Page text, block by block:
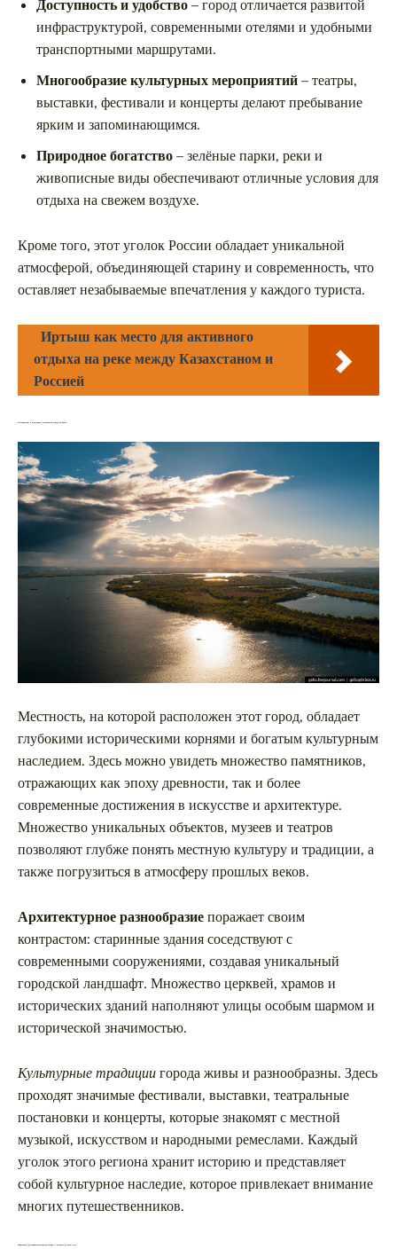
Доступность и удобство– город отличается развитой
инфраструктурой, современными отелями и удобными
транспортными маршрутами.
Многообразие культурных мероприятий– театры,
выставки, фестивали и концерты делают пребывание
ярким и запоминающимся.
Природное богатство– зелёные парки, реки и
живописные виды обеспечивают отличные условия для
отдыха на свежем воздухе.
Кроме того, этот уголок России обладает уникальной
атмосферой, объединяющей старину и современность, что
оставляет незабываемые впечатления у каждого туриста.
Иртыш как место для активного
отдыха на реке между Казахстаном и
Россией
Исторические и культурные особенности города на Волге
Местность, на которой расположен этот город, обладает
глубокими историческими корнями и богатым культурным
наследием. Здесь можно увидеть множество памятников,
отражающих как эпоху древности, так и более
современные достижения в искусстве и архитектуре.
Множество уникальных объектов, музеев и театров
позволяют глубже понять местную культуру и традиции, а
также погрузиться в атмосферу прошлых веков.
Архитектурное разнообразиепоражает своим
контрастом: старинные здания соседствуют с
современными сооружениями, создавая уникальный
городской ландшафт. Множество церквей, храмов и
исторических зданий наполняют улицы особым шармом и
исторической значимостью.
Культурные традициигорода живы и разнообразны. Здесь
проходят значимые фестивали, выставки, театральные
постановки и концерты, которые знакомят с местной
музыкой, искусством и народными ремеслами. Каждый
уголок этого региона хранит историю и представляет
собой культурное наследие, которое привлекает внимание
многих путешественников.
Уникальные достопримечательности Самары, о которых не знают все